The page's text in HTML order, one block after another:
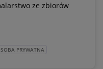
ze zbiorów
PRYWATNA